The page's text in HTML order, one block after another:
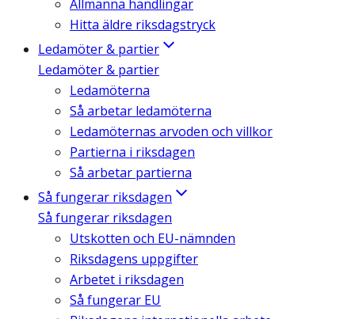
Allmänna handlingar
Hitta äldre riksdagstryck
Ledamöter & partier
Ledamöter & partier
Ledamöterna
Så arbetar ledamöterna
Ledamöternas arvoden och villkor
Partierna i riksdagen
Så arbetar partierna
Så fungerar riksdagen
Så fungerar riksdagen
Utskotten och EU-nämnden
Riksdagens uppgifter
Arbetet i riksdagen
Så fungerar EU